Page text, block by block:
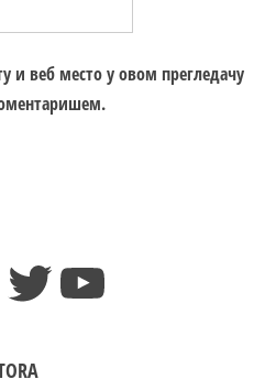
и веб место у овом прегледачу
TwitterYouTube